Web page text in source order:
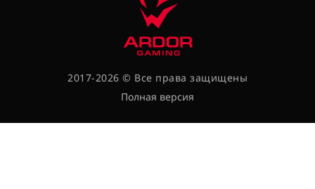
2017-2026 © Все права защищены
Полная версия